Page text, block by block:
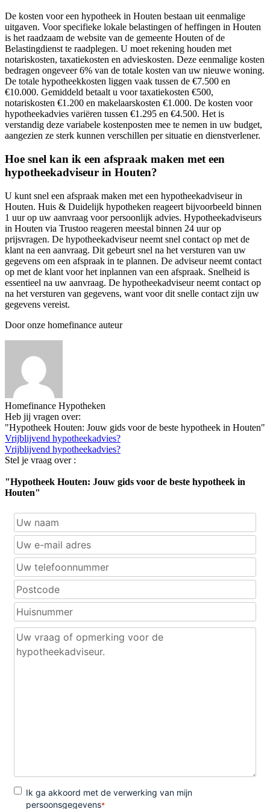
De kosten voor een hypotheek in Houten bestaan uit eenmalige
uitgaven. Voor specifieke lokale belastingen of heffingen in Houten
is het raadzaam de website van de gemeente Houten of de
Belastingdienst te raadplegen. U moet rekening houden met
notariskosten, taxatiekosten en advieskosten. Deze eenmalige kosten
bedragen ongeveer 6% van de totale kosten van uw nieuwe woning.
De totale hypotheekkosten liggen vaak tussen de €7.500 en
€10.000. Gemiddeld betaalt u voor taxatiekosten €500,
notariskosten €1.200 en makelaarskosten €1.000. De kosten voor
hypotheekadvies variëren tussen €1.295 en €4.500. Het is
verstandig deze variabele kostenposten mee te nemen in uw budget,
aangezien ze sterk kunnen verschillen per situatie en dienstverlener.
Hoe snel kan ik een afspraak maken met een
hypotheekadviseur in Houten?
U kunt snel een afspraak maken met een hypotheekadviseur in
Houten. Huis & Duidelijk hypotheken reageert bijvoorbeeld binnen
1 uur op uw aanvraag voor persoonlijk advies. Hypotheekadviseurs
in Houten via Trustoo reageren meestal binnen 24 uur op
prijsvragen. De hypotheekadviseur neemt snel contact op met de
klant na een aanvraag. Dit gebeurt snel na het versturen van uw
gegevens om een afspraak in te plannen. De adviseur neemt contact
op met de klant voor het inplannen van een afspraak. Snelheid is
essentieel na uw aanvraag. De hypotheekadviseur neemt contact op
na het versturen van gegevens, want voor dit snelle contact zijn uw
gegevens vereist.
Door onze homefinance auteur
Homefinance Hypotheken
Heb jij vragen over:
"Hypotheek Houten: Jouw gids voor de beste hypotheek in Houten"
Vrijblijvend hypotheekadvies?
Vrijblijvend hypotheekadvies?
Stel je vraag over :
"Hypotheek Houten: Jouw gids voor de beste hypotheek in
Houten"